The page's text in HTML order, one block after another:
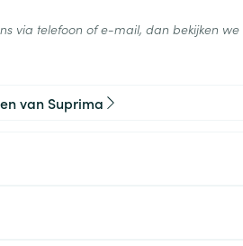
via telefoon of e-mail, dan bekijken
van Suprima